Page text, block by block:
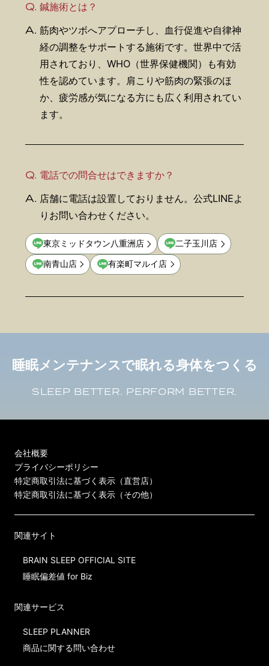
Q. 鍼施術とは？
A. 筋肉やツボへアプローチし、血行促進や自律神
経の調整をサポートする施術です。世界中で活
用されており、WHO（世界保健機関）も有効
性を認めています。肩こりや筋肉の緊張のほ
か、疲労感が気になる方にも広く利用されてい
ます。
Q. 電話での問合せはできますか？
A. 店舗に電話は設置しておりません。公式LINEよ
りお問い合わせください。
東京ミッドタウン八重洲店 二子玉川店
南青山店 有楽町マルイ店
睡眠メンテナンスで眠れる身体をつくる
SLEEP BETTER. PERFORM BETTER.
会社概要
プライバシーポリシー
特定商取引法に基づく表示（直営店）
特定商取引法に基づく表示（その他）
関連サイト
BRAIN SLEEP OFFICIAL SITE
睡眠偏差値 for Biz
関連サービス
SLEEP PLANNER
商品に関する問い合わせ